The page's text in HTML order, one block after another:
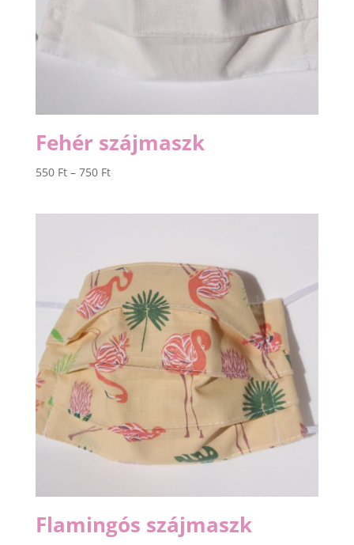
Fehér szájmaszk
550 Ft – 750 FtÁrtartomány:
Flamingós szájmaszk